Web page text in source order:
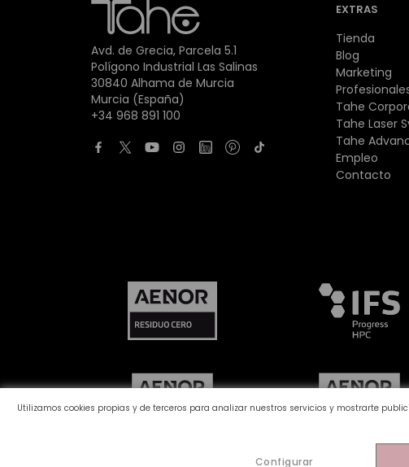
Utilizamos cookies propias y de terceros para analizar nuestros servicios y mostrarte
Configurar
Avd. de Grecia, Parcela 5.1
Polígono Industrial Las Salinas
30840 Alhama de Murcia
Murcia (España)
+34 968 891 100
EXTRAS
Tienda
Blog
Marketing
Tahe
Tahe Laser
Tahe
Empleo
Contacto